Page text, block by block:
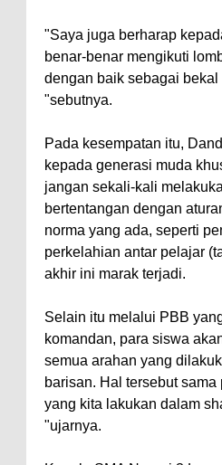
"Saya juga berharap
benar-benar mengikuti
dengan baik sebagai bekal
"sebutnya.
Pada kesempatan itu,
kepada generasi muda
jangan sekali-kali
bertentangan dengan
norma yang ada, seperti
perkelahian antar pelajar
akhir ini marak terjadi.
Selain itu melalui PBB
komandan, para siswa
semua arahan yang
barisan. Hal tersebut
yang kita lakukan dalam
"ujarnya.